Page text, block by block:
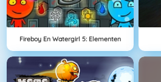
Fireboy En Watergirl 5: Elementen